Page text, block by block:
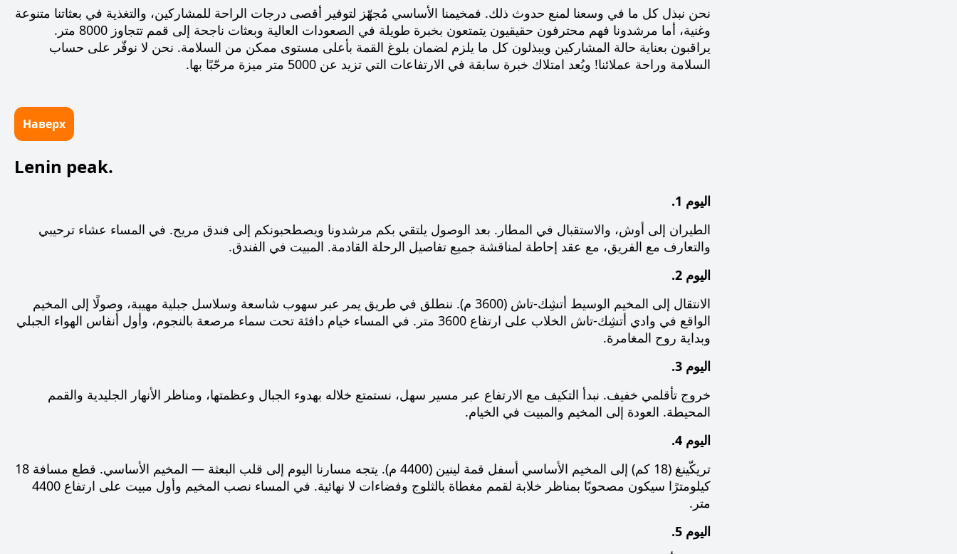
نحن نبذل كل ما في وسعنا لمنع حدوث ذلك. فمخيمنا الأساسي مُجهّز لتوفير أقصى درجات الراحة للمشاركين، والتغذية في بعثاتنا متنوعة
وغنية، أما مرشدونا فهم محترفون حقيقيون يتمتعون بخبرة طويلة في الصعودات العالية وبعثات ناجحة إلى قمم تتجاوز 8000 متر.
يراقبون بعناية حالة المشاركين ويبذلون كل ما يلزم لضمان بلوغ القمة بأعلى مستوى ممكن من السلامة. نحن لا نوفّر على حساب
السلامة وراحة عملائنا! ويُعد امتلاك خبرة سابقة في الارتفاعات التي تزيد عن 5000 متر ميزة مرحّبًا بها.
Наверх
Lenin peak.
اليوم 1.
الطيران إلى أوش، والاستقبال في المطار. بعد الوصول يلتقي بكم مرشدونا ويصطحبونكم إلى فندق مريح. في المساء عشاء ترحيبي
والتعارف مع الفريق، مع عقد إحاطة لمناقشة جميع تفاصيل الرحلة القادمة. المبيت في الفندق.
اليوم 2.
الانتقال إلى المخيم الوسيط أتشِك-تاش (3600 م). ننطلق في طريق يمر عبر سهوب شاسعة وسلاسل جبلية مهيبة، وصولًا إلى المخيم
الواقع في وادي أتشِك-تاش الخلاب على ارتفاع 3600 متر. في المساء خيام دافئة تحت سماء مرصعة بالنجوم، وأول أنفاس الهواء الجبلي
وبداية روح المغامرة.
اليوم 3.
خروج تأقلمي خفيف. نبدأ التكيف مع الارتفاع عبر مسير سهل، نستمتع خلاله بهدوء الجبال وعظمتها، ومناظر الأنهار الجليدية والقمم
المحيطة. العودة إلى المخيم والمبيت في الخيام.
اليوم 4.
تريكّينغ (18 كم) إلى المخيم الأساسي أسفل قمة لينين (4400 م). يتجه مسارنا اليوم إلى قلب البعثة — المخيم الأساسي. قطع مسافة 18
كيلومترًا سيكون مصحوبًا بمناظر خلابة لقمم مغطاة بالثلوج وفضاءات لا نهائية. في المساء نصب المخيم وأول مبيت على ارتفاع 4400
متر.
اليوم 5.